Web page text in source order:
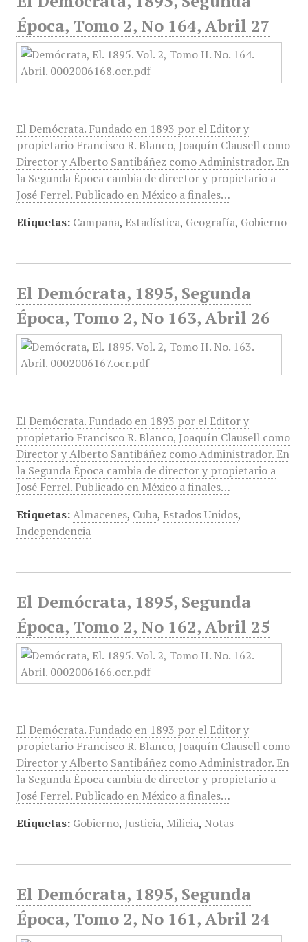
Época, Tomo 2, No 164, Abril 27
El Demócrata. Fundado en 1893 por el Editor y
propietario Francisco R. Blanco, Joaquín Clausell como
Director y Alberto Santibáñez como Administrador. En
la Segunda Época cambia de director y propietario a
José Ferrel. Publicado en México a finales…
Etiquetas: Campaña, Estadística, Geografía, Gobierno
El Demócrata, 1895, Segunda
Época, Tomo 2, No 163, Abril 26
El Demócrata. Fundado en 1893 por el Editor y
propietario Francisco R. Blanco, Joaquín Clausell como
Director y Alberto Santibáñez como Administrador. En
la Segunda Época cambia de director y propietario a
José Ferrel. Publicado en México a finales…
Etiquetas: Almacenes, Cuba, Estados Unidos,
Independencia
El Demócrata, 1895, Segunda
Época, Tomo 2, No 162, Abril 25
El Demócrata. Fundado en 1893 por el Editor y
propietario Francisco R. Blanco, Joaquín Clausell como
Director y Alberto Santibáñez como Administrador. En
la Segunda Época cambia de director y propietario a
José Ferrel. Publicado en México a finales…
Etiquetas: Gobierno, Justicia, Milicia, Notas
El Demócrata, 1895, Segunda
Época, Tomo 2, No 161, Abril 24